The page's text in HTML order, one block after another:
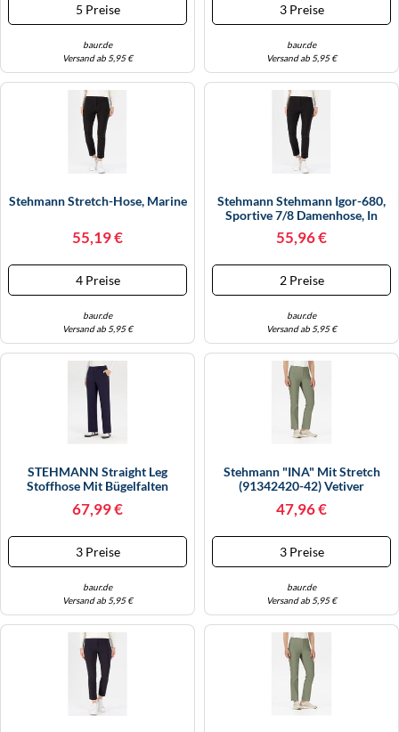
5 Preise
baur.de
Versand ab 5,95 €
Taschen (42996734-38)
Schwarz, 900
3 Preise
baur.de
Versand ab 5,95 €
Stehmann Stretch-Hose, Marine
55,19 €
4 Preise
baur.de
Versand ab 5,95 €
Stehmann Stehmann Igor-680,
Sportive 7/8 Damenhose, In
Vielen Weitere... 48 Schwarz
55,96 €
2 Preise
baur.de
Versand ab 5,95 €
STEHMANN Straight Leg
Stoffhose Mit Bügelfalten
44
67,99 €
3 Preise
baur.de
Versand ab 5,95 €
Stehmann "INA" Mit Stretch
(91342420-42) Vetiver
47,96 €
3 Preise
baur.de
Versand ab 5,95 €